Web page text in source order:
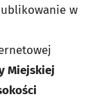
w
Miejskiej